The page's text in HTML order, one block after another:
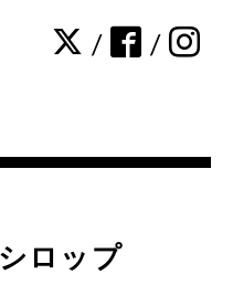
/ /
ロップ